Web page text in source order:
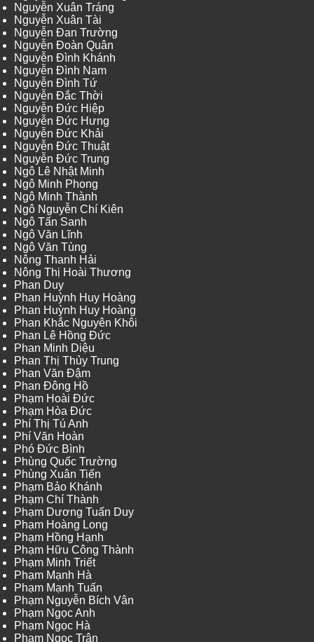
Nguyễn Xuân Tráng
Nguyễn Xuân Tài
Nguyễn Đan Trường
Nguyễn Đoàn Quân
Nguyễn Đình Khánh
Nguyễn Đình Nam
Nguyễn Đình Tứ
Nguyễn Đắc Thời
Nguyễn Đức Hiệp
Nguyễn Đức Hưng
Nguyễn Đức Khải
Nguyễn Đức Thuật
Nguyễn Đức Trung
Ngô Lê Nhật Minh
Ngô Minh Phong
Ngô Minh Thành
Ngô Nguyễn Chí Kiên
Ngô Tấn Sanh
Ngô Văn Lĩnh
Ngô Văn Tùng
Nông Thanh Hải
Nông Thị Hoài Thương
Phan Duy
Phan Huỳnh Huy Hoàng
Phan Huỳnh Huy Hoàng
Phan Khắc Nguyên Khôi
Phan Lê Hồng Đức
Phan Minh Diệu
Phan Thị Thủy Trung
Phan Văn Đậm
Phan Đông Hồ
Phạm Hoài Đức
Phạm Hòa Đức
Phí Thị Tú Anh
Phí Văn Hoàn
Phó Đức Bình
Phùng Quốc Trường
Phùng Xuân Tiến
Phạm Bảo Khánh
Phạm Chí Thành
Phạm Dương Tuấn Duy
Phạm Hoàng Long
Phạm Hồng Hạnh
Phạm Hữu Công Thành
Phạm Minh Triết
Phạm Mạnh Hà
Phạm Mạnh Tuấn
Phạm Nguyễn Bích Vân
Phạm Ngọc Anh
Phạm Ngọc Hà
Phạm Ngọc Trân